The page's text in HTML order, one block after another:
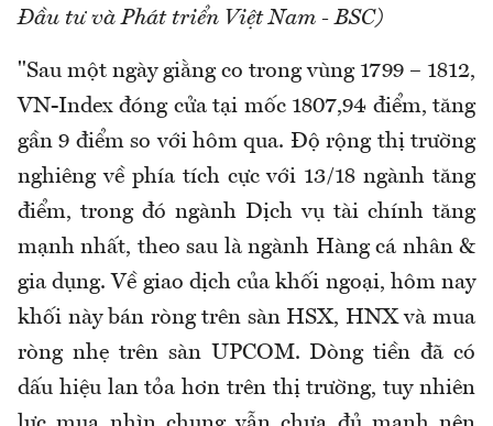
Đầu tư và Phát triển Việt Nam - BSC)
"Sau một ngày giằng co trong vùng 1799 – 1812,
VN-Index đóng cửa tại mốc 1807,94 điểm, tăng
gần 9 điểm so với hôm qua. Độ rộng thị trường
nghiêng về phía tích cực với 13/18 ngành tăng
điểm, trong đó ngành Dịch vụ tài chính tăng
mạnh nhất, theo sau là ngành Hàng cá nhân &
gia dụng. Về giao dịch của khối ngoại, hôm nay
khối này bán ròng trên sàn HSX, HNX và mua
ròng nhẹ trên sàn UPCOM. Dòng tiền đã có
dấu hiệu lan tỏa hơn trên thị trường, tuy nhiên